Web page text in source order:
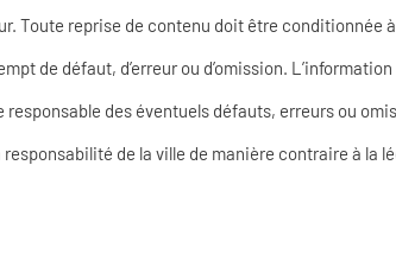
Toute reprise de contenu doit être conditionnée
de défaut, d’erreur ou d’omission.
des éventuels défauts, erreurs ou
de la ville de manière contraire à la